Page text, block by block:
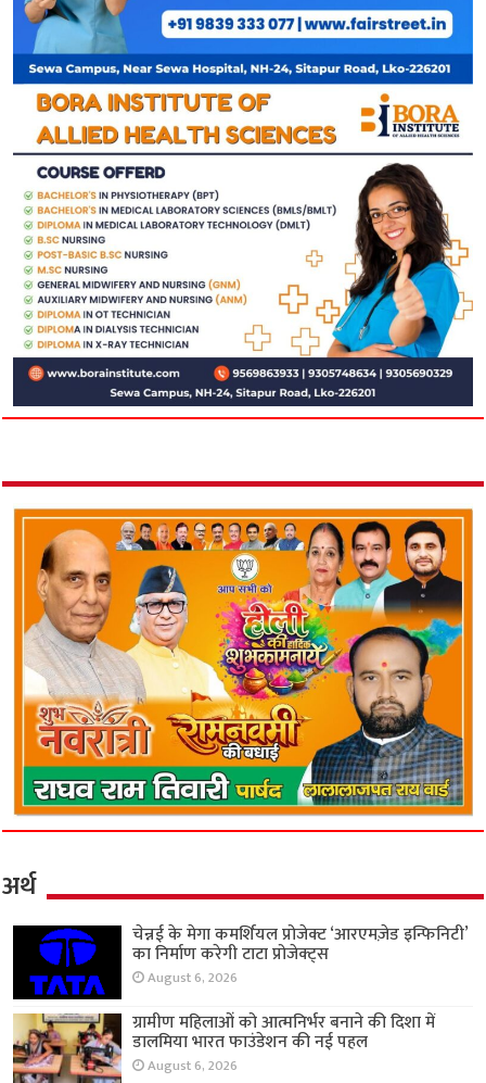
अर्थ
चेन्नई के मेगा कमर्शियल प्रोजेक्ट ‘आरएमज़ेड इन्फिनिटी’
का निर्माण करेगी टाटा प्रोजेक्ट्स
August 6, 2026
ग्रामीण महिलाओं को आत्मनिर्भर बनाने की दिशा में
डालमिया भारत फाउंडेशन की नई पहल
August 6, 2026